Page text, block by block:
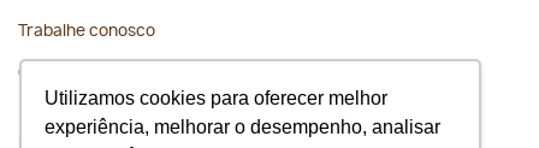
Utilizamos cookies para oferecer melhor
experiência, melhorar o desempenho, analisar
Trabalhe conosco
Contato